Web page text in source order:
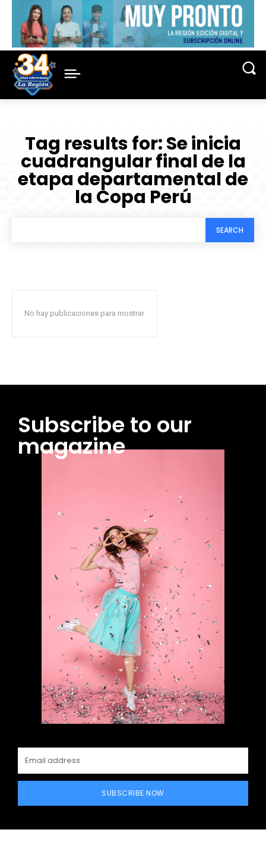
Tag results for:Se inicia
cuadrangular final de la
etapa departamental de
la Copa Perú
SEARCH
No hay publicaciones para mostrar
Subscribe to our
magazine
SUBSCRIBE NOW